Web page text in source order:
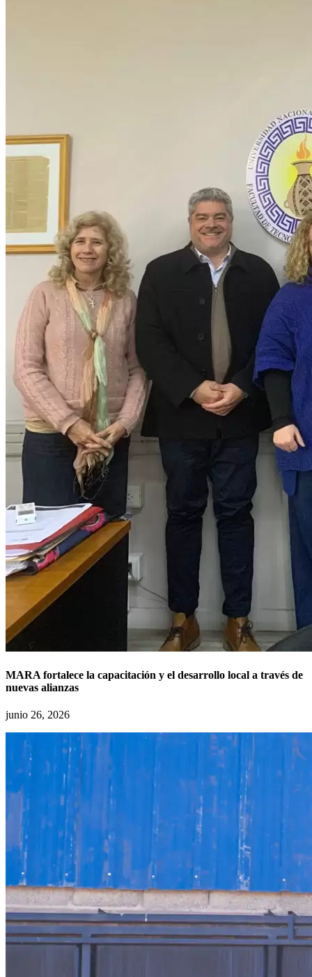
MARA fortalece la capacitación y el desarrollo local a través de
nuevas alianzas
junio 26, 2026